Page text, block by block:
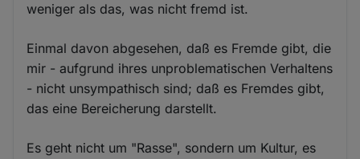
weniger als das, was nicht fremd ist.
Einmal davon abgesehen, daß es Fremde gibt, die
mir - aufgrund ihres unproblematischen Verhaltens
- nicht unsympathisch sind; daß es Fremdes gibt,
das eine Bereicherung darstellt.
Es geht nicht um "Rasse", sondern um Kultur, es